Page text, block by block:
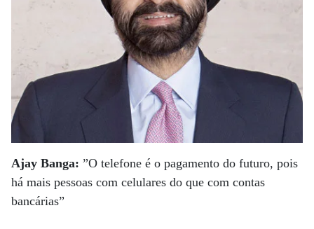
Ajay Banga: ”O telefone é o pagamento do futuro, pois
há mais pessoas com celulares do que com contas
bancárias”